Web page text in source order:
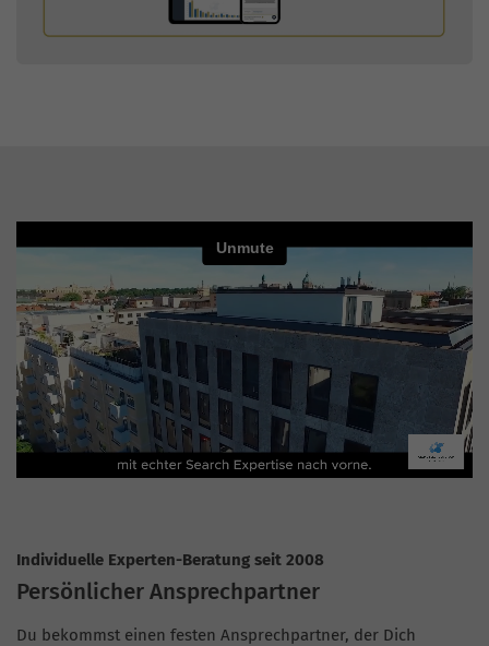
Individuelle Experten-Beratung seit 2008
Persönlicher Ansprechpartner
Du bekommst einen festen Ansprechpartner, der Dich